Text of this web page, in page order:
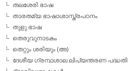
തലശേരി ഭാഷ
താരതമ്യ ഭാഷാശാസ്ത്രപഠനം
തുളു ഭാഷ
തെരുവുനാടകം
തെറ്റും ശരിയും (അ)
ദേശീയ ഗ്രന്ഥശാല ലിപ്യന്തരണ പദ്ധതി